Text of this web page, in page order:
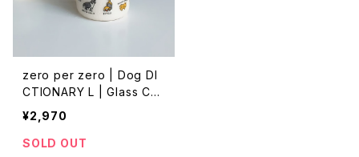
zero per zero | Dog DI
CTIONARY L | Glass Cu
p
¥2,970
SOLD OUT